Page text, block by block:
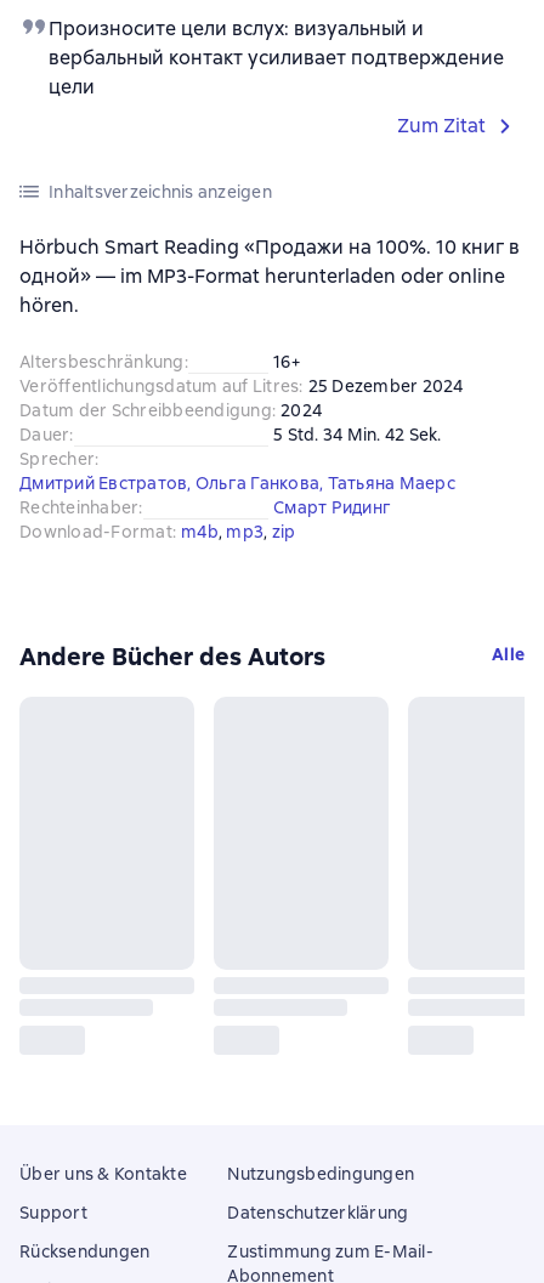
Произносите цели вслух: визуальный и
вербальный контакт усиливает подтверждение
цели
Zum Zitat
Inhaltsverzeichnis anzeigen
Hörbuch Smart Reading «Продажи на 100%. 10 книг в
одной» — im MP3-Format herunterladen oder online
hören.
Altersbeschränkung:
16+
Veröffentlichungsdatum auf Litres: 25 Dezember 2024
Datum der Schreibbeendigung: 2024
Dauer:
5 Std. 34 Min. 42 Sek.
Sprecher:
Дмитрий Евстратов, Ольга Ганкова, Татьяна Маерс
Rechteinhaber:
Смарт Ридинг
Download-Format: m4b, mp3, zip
Andere Bücher des Autors Alle
Über uns & Kontakte
Support
Rücksendungen
Nutzungsbedingungen
Datenschutzerklärung
Zustimmung zum E-Mail-
Abonnement